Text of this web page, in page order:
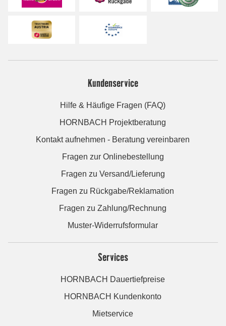
Kundenservice
Hilfe & Häufige Fragen (FAQ)
HORNBACH Projektberatung
Kontakt aufnehmen - Beratung vereinbaren
Fragen zur Onlinebestellung
Fragen zu Versand/Lieferung
Fragen zu Rückgabe/Reklamation
Fragen zu Zahlung/Rechnung
Muster-Widerrufsformular
Services
HORNBACH Dauertiefpreise
HORNBACH Kundenkonto
Mietservice